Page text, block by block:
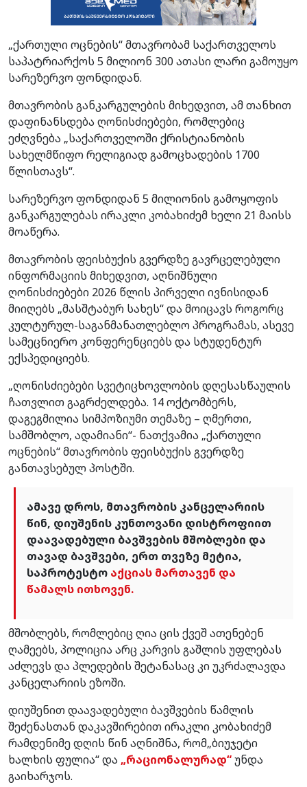
„ქართული ოცნების“ მთავრობამ საქართველოს
საპატრიარქოს 5 მილიონ 300 ათასი ლარი გამოუყო
სარეზერვო ფონდიდან.
მთავრობის განკარგულების მიხედვით, ამ თანხით
დაფინანსდება ღონისძიებები, რომლებიც
ეძღვნება „საქართველოში ქრისტიანობის
სახელმწიფო რელიგიად გამოცხადების 1700
წლისთავს“.
სარეზერვო ფონდიდან 5 მილიონის გამოყოფის
განკარგულებას ირაკლი კობახიძემ ხელი 21 მაისს
მოაწერა.
მთავრობის ფეისბუქის გვერდზე გავრცელებული
ინფორმაციის მიხედვით, აღნიშნული
ღონისძიებები 2026 წლის პირველი ივნისიდან
მიიღებს „მასშტაბურ სახეს“ და მოიცავს როგორც
კულტურულ-საგანმანათლებლო პროგრამას, ასევე
სამეცნიერო კონფერენციებს და სტუდენტურ
ექსპედიციებს.
„ღონისძიებები სვეტიცხოვლობის დღესასწაულის
ჩათვლით გაგრძელდება. 14 ოქტომბერს,
დაგეგმილია სიმპოზიუმი თემაზე – ღმერთი,
სამშობლო, ადამიანი“- ნათქვამია „ქართული
ოცნების“ მთავრობის ფეისბუქის გვერდზე
განთავსებულ პოსტში.
ამავე დროს, მთავრობის კანცელარიის
წინ, დიუშენის კუნთოვანი დისტროფიით
დაავადებული ბავშვების მშობლები და
თავად ბავშვები, ერთ თვეზე მეტია,
საპროტესტო აქციას მართავენ და
წამალს ითხოვენ.
მშობლებს, რომლებიც ღია ცის ქვეშ ათენებენ
ღამეებს, პოლიცია არც კარვის გაშლის უფლებას
აძლევს და პლედების შეტანასაც კი უკრძალავდა
კანცელარიის ეზოში.
დიუშენით დაავადებული ბავშვების წამლის
შეძენასთან დაკავშირებით ირაკლი კობახიძემ
რამდენიმე დღის წინ აღნიშნა, რომ„ბიუჯეტი
ხალხის ფულია“ და „რაციონალურად“უნდა
გაიხარჯოს.